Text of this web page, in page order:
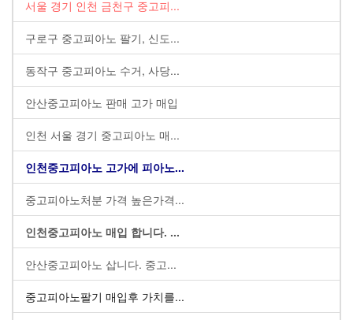
서울 경기 인천 금천구 중고피...
구로구 중고피아노 팔기, 신도...
동작구 중고피아노 수거, 사당...
안산중고피아노 판매 고가 매입
인천 서울 경기 중고피아노 매...
인천중고피아노 고가에 피아노...
중고피아노처분 가격 높은가격...
인천중고피아노 매입 합니다. ...
안산중고피아노 삽니다. 중고...
중고피아노팔기 매입후 가치를...